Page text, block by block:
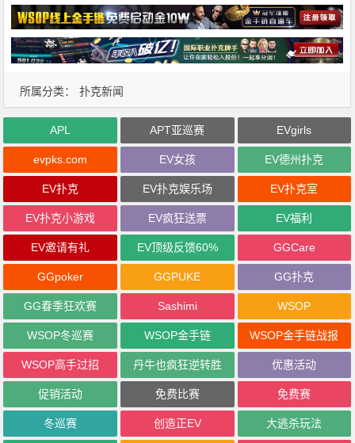
所属分类： 扑克新闻
APL APT亚巡赛 EVgirls
evpks.com EV女孩 EV德州扑克
EV扑克 EV扑克娱乐场 EV扑克室
EV扑克小游戏 EV疯狂送票 EV福利
EV邀请有礼 EV顶级反馈60% GGCare
GGpoker GGPUKE GG扑克
GG春季狂欢赛 Sashimi WSOP
WSOP冬巡赛 WSOP金手链 WSOP金手链战报
WSOP高手过招 丹牛也疯狂逆转胜 优惠活动
促销活动 免费比赛 免费赛
冬巡赛 创造正EV 大逃杀玩法